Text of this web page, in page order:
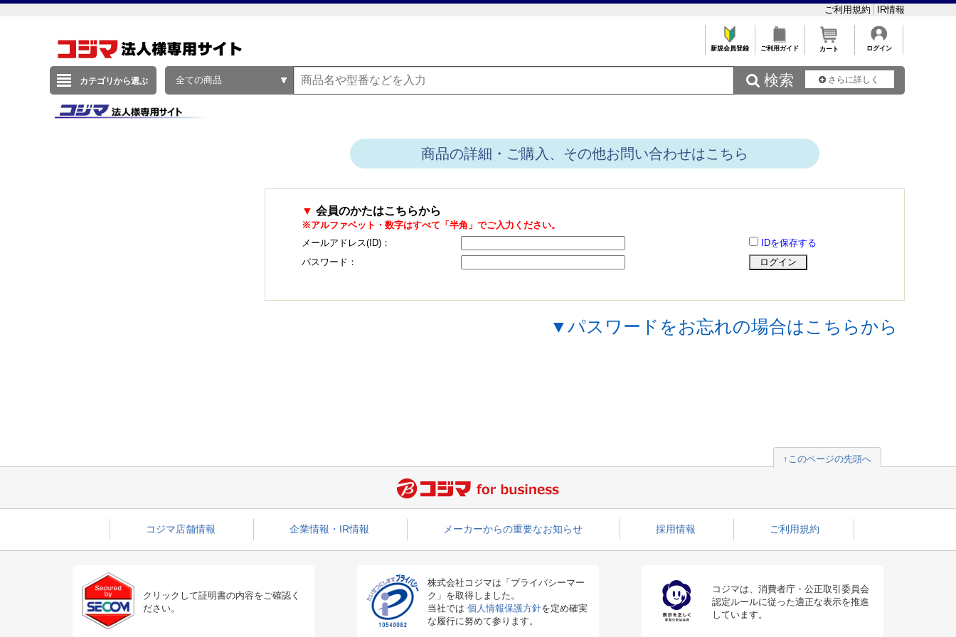
ご利用規約 IR情報
新規会員登録 ご利用ガイド カート ログイン
カテゴリから選ぶ 全ての商品  検索 さらに詳しく
商品の詳細・ご購入、その他お問い合わせはこちら
▼ 会員のかたはこちらから
※アルファベット・数字はすべて「半角」でご入力ください。
メールアドレス(ID)：
IDを保存する
パスワード：
▼パスワードをお忘れの場合はこちらから
↑このページの先頭へ
コジマ店舗情報 企業情報・IR情報 メーカーからの重要なお知らせ 採用情報 ご利用規約
クリックして証明書の内容をご確認く
ださい。
株式会社コジマは「プライバシーマー
ク」を取得しました。
当社では 個人情報保護方針を定め確実
な履行に努めて参ります。
コジマは、消費者庁・公正取引委員会
認定ルールに従った適正な表示を推進
しています。